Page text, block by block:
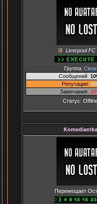
Liverpool FC
Группа: Свои
Сообщений:
Репутация:
Замечания:
Статус:
Komediantka
Перемещает